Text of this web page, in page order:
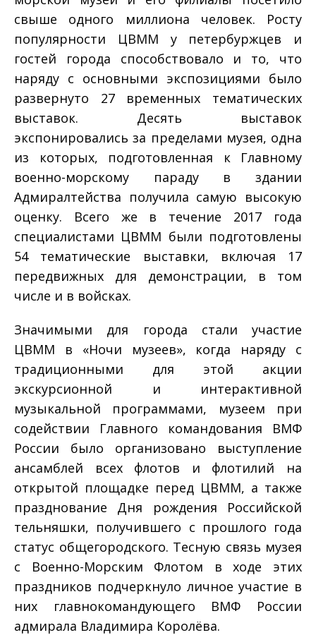
свыше одного миллиона человек. Росту
популярности ЦВММ у петербуржцев и
гостей города способствовало и то, что
наряду с основными экспозициями было
развернуто 27 временных тематических
выставок. Десять выставок
экспонировались за пределами музея, одна
из которых, подготовленная к Главному
военно-морскому параду в здании
Адмиралтейства получила самую высокую
оценку. Всего же в течение 2017 года
специалистами ЦВММ были подготовлены
54 тематические выставки, включая 17
передвижных для демонстрации, в том
числе и в войсках.
Значимыми для города стали участие
ЦВММ в «Ночи музеев», когда наряду с
традиционными для этой акции
экскурсионной и интерактивной
музыкальной программами, музеем при
содействии Главного командования ВМФ
России было организовано выступление
ансамблей всех флотов и флотилий на
открытой площадке перед ЦВММ, а также
празднование Дня рождения Российской
тельняшки, получившего с прошлого года
статус общегородского. Тесную связь музея
с Военно-Морским Флотом в ходе этих
праздников подчеркнуло личное участие в
них главнокомандующего ВМФ России
адмирала Владимира Королёва.